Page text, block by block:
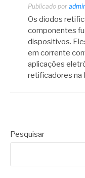
Publicado por
Os diodos
componentes
dispositivos.
em corrente
aplicações
retificadores na
Pesquisar